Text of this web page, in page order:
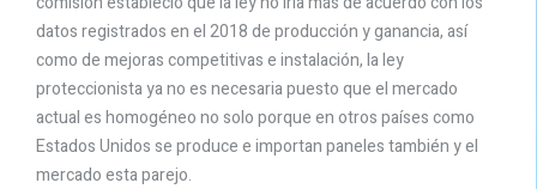
datos registrados en el 2018 de producción y ganancia, así
como de mejoras competitivas e instalación, la ley
proteccionista ya no es necesaria puesto que el mercado
actual es homogéneo no solo porque en otros países como
Estados Unidos se produce e importan paneles también y el
mercado esta parejo.